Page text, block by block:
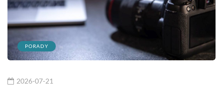
PORADY
2026-07-21